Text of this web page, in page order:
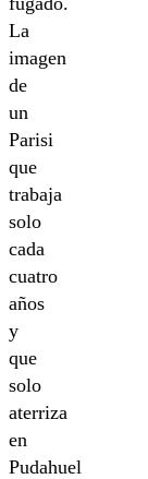
La
imagen
de
un
Parisi
que
trabaja
solo
cada
cuatro
años
y
que
solo
aterriza
en
Pudahuel